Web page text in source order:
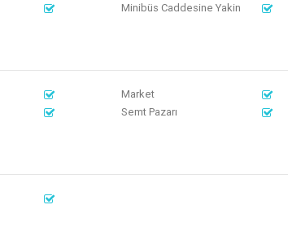
Minibüs Caddesine Yakin
Market
Semt Pazarı